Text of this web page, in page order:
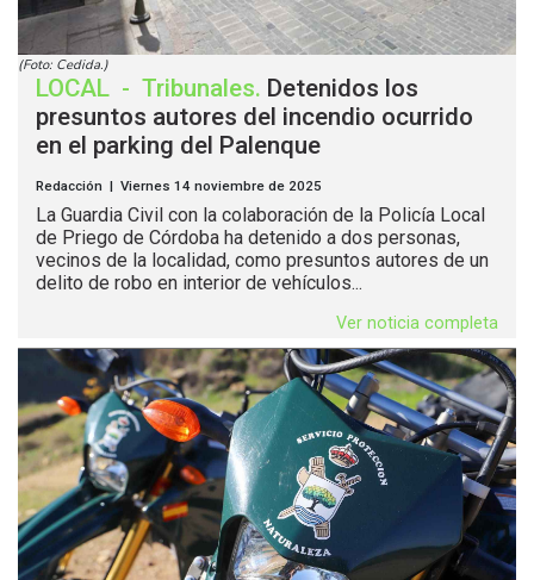
(Foto: Cedida.)
LOCAL - Tribunales. Detenidos los
presuntos autores del incendio ocurrido
en el parking del Palenque
Redacción | Viernes 14 noviembre de 2025
La Guardia Civil con la colaboración de la Policía Local
de Priego de Córdoba ha detenido a dos personas,
vecinos de la localidad, como presuntos autores de un
delito de robo en interior de vehículos...
Ver noticia completa